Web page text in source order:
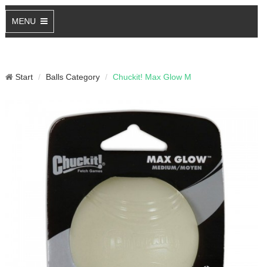
MENU
Start Balls Category Chuckit! Max Glow M